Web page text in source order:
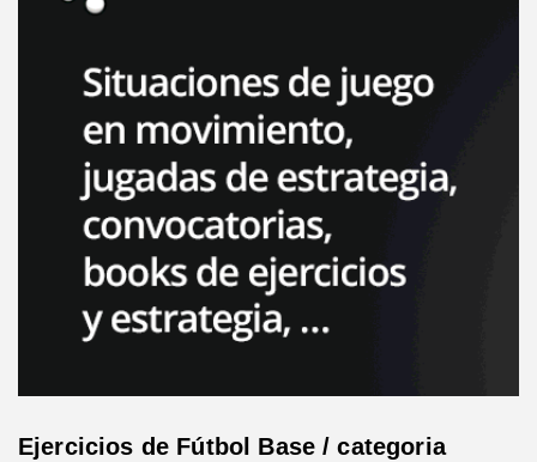
Ejercicios de Fútbol Base / categoria